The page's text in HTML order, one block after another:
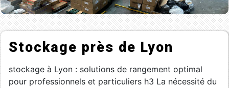
Stockage près de Lyon
stockage à Lyon : solutions de rangement optimal
pour professionnels et particuliers h3 La nécessité du